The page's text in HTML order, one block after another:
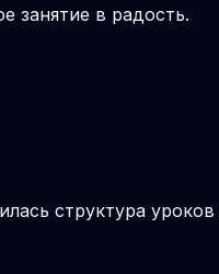
занятие в радость.
структура уроков